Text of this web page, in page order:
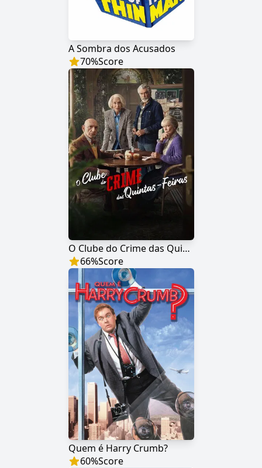
A Sombra dos Acusados
70%Score
O Clube do Crime das Quintas-Feiras
66%Score
Quem é Harry Crumb?
60%Score